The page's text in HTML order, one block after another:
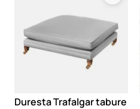
Duresta Trafalgar tabure